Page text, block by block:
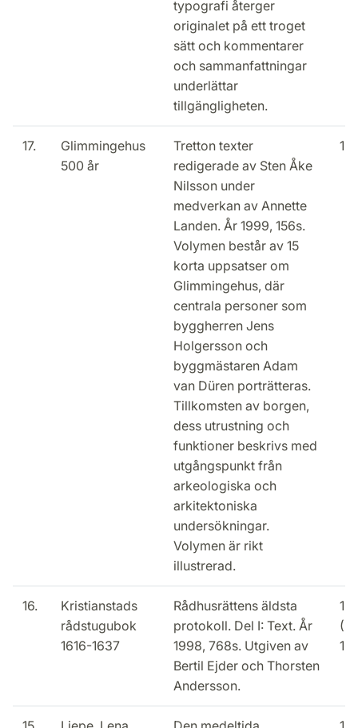
typografi återger
originalet på ett troget
sätt och kommentarer
och sammanfattningar
underlättar
tillgängligheten.
17.
Glimmingehus
500 år
Tretton texter
redigerade av Sten Åke
Nilsson under
medverkan av Annette
Landen. År 1999, 156s.
Volymen består av 15
korta uppsatser om
Glimmingehus, där
centrala personer som
byggherren Jens
Holgersson och
byggmästaren Adam
van Düren porträtteras.
Tillkomsten av borgen,
dess utrustning och
funktioner beskrivs med
utgångspunkt från
arkeologiska och
arkitektoniska
undersökningar.
Volymen är rikt
illustrerad.
16.
Kristianstads
rådstugubok
1616-1637
Rådhusrättens äldsta
protokoll. Del I: Text. År
1998, 768s. Utgiven av
Bertil Ejder och Thorsten
Andersson.